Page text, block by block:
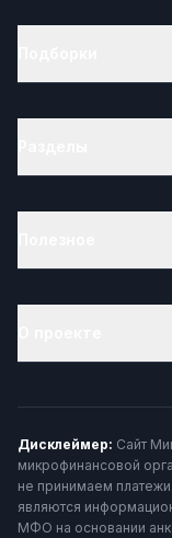
Дисклеймер: Сайт
микрофинансовой
не принимаем
являются
МФО на основании